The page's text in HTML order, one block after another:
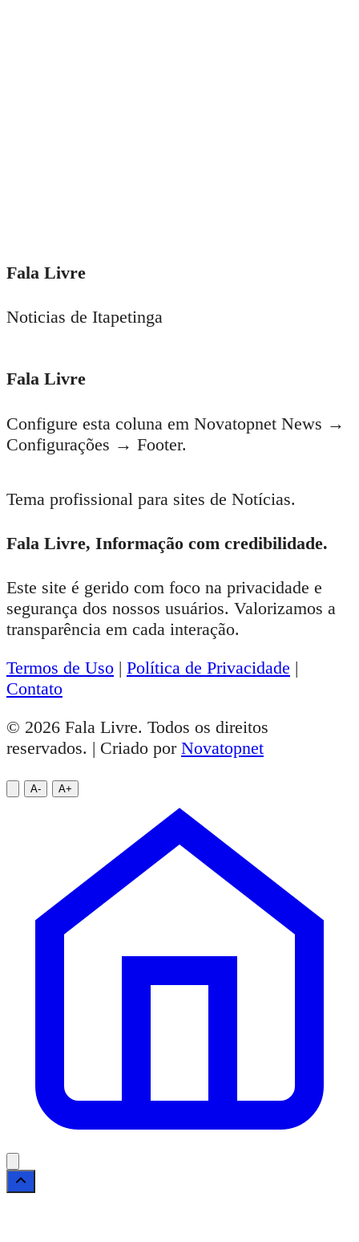
Fala Livre
Noticias de Itapetinga
Fala Livre
Configure esta coluna em Novatopnet News →
Configurações → Footer.
Tema profissional para sites de Notícias.
Fala Livre, Informação com credibilidade.
Este site é gerido com foco na privacidade e
segurança dos nossos usuários. Valorizamos a
transparência em cada interação.
Termos de Uso | Política de Privacidade |
Contato
© 2026 Fala Livre. Todos os direitos
reservados. | Criado por Novatopnet
A- A+